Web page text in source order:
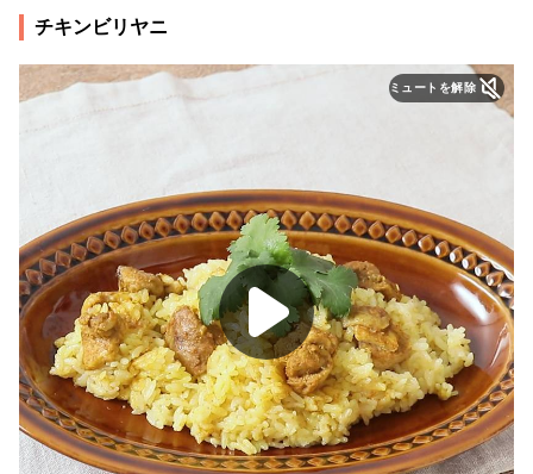
チキンビリヤニ
ミュートを解除